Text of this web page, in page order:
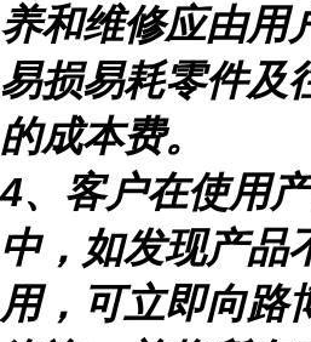
养和维修应由用
易损易耗零件及
的成本费。
4、客户在使用
中，如发现产品
用，可立即向路